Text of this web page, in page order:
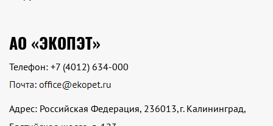
АО «ЭКОПЭТ»
Телефон: +7 (4012) 634-000
Адрес: Российская Федерация, 236013,г. Калининград,